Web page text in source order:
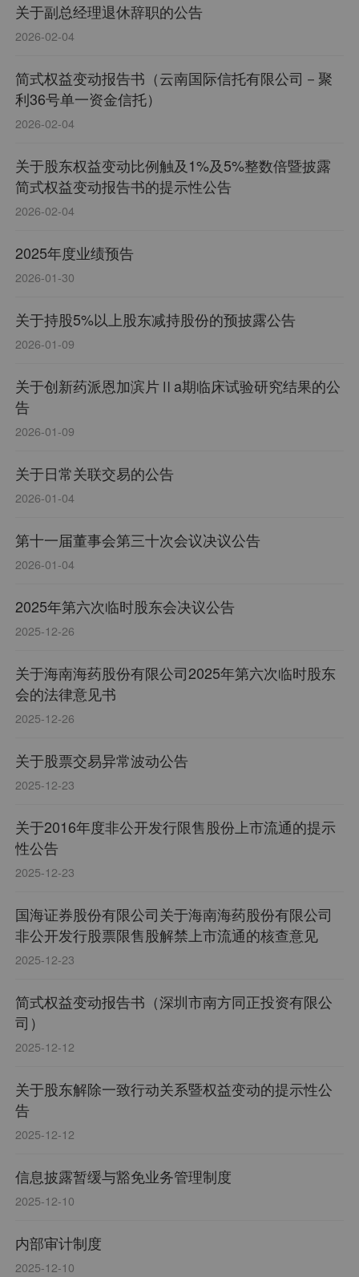
关于副总经理退休辞职的公告
2026-02-04
简式权益变动报告书（云南国际信托有限公司－聚
利36号单一资金信托）
2026-02-04
关于股东权益变动比例触及1%及5%整数倍暨披露
简式权益变动报告书的提示性公告
2026-02-04
2025年度业绩预告
2026-01-30
关于持股5%以上股东减持股份的预披露公告
2026-01-09
关于创新药派恩加滨片Ⅱa期临床试验研究结果的公
告
2026-01-09
关于日常关联交易的公告
2026-01-04
第十一届董事会第三十次会议决议公告
2026-01-04
2025年第六次临时股东会决议公告
2025-12-26
关于海南海药股份有限公司2025年第六次临时股东
会的法律意见书
2025-12-26
关于股票交易异常波动公告
2025-12-23
关于2016年度非公开发行限售股份上市流通的提示
性公告
2025-12-23
国海证券股份有限公司关于海南海药股份有限公司
非公开发行股票限售股解禁上市流通的核查意见
2025-12-23
简式权益变动报告书（深圳市南方同正投资有限公
司）
2025-12-12
关于股东解除一致行动关系暨权益变动的提示性公
告
2025-12-12
信息披露暂缓与豁免业务管理制度
2025-12-10
内部审计制度
2025-12-10